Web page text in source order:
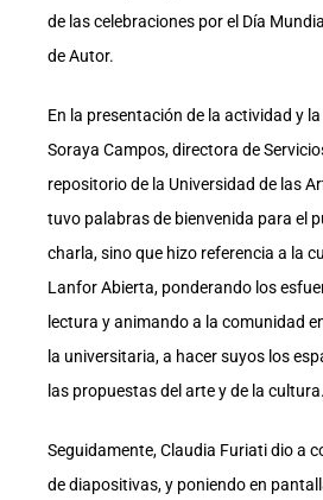
de las celebraciones por el Día
de Autor.
En la presentación de la actividad y
Soraya Campos, directora de
repositorio de la Universidad de las
tuvo palabras de bienvenida para el
charla, sino que hizo referencia a la
Lanfor Abierta, ponderando los
lectura y animando a la comunidad
la universitaria, a hacer suyos los
las propuestas del arte y de la cultura.
Seguidamente, Claudia Furiati dio a
de diapositivas, y poniendo en